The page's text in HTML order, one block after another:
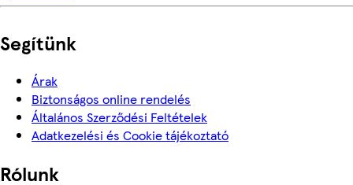
Segítünk
Árak
Biztonságos online rendelés
Általános Szerződési Feltételek
Adatkezelési és Cookie tájékoztató
Rólunk